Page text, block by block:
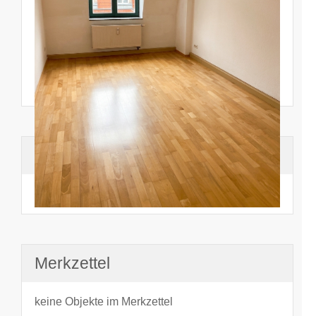
Suchhistorie
noch nichts angesehen
Merkzettel
keine Objekte im Merkzettel